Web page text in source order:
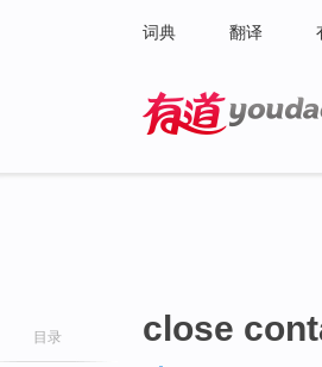
词典 翻译
目录 close